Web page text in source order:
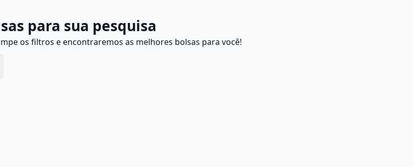
para sua pesquisa
os filtros e encontraremos as melhores bolsas para você!